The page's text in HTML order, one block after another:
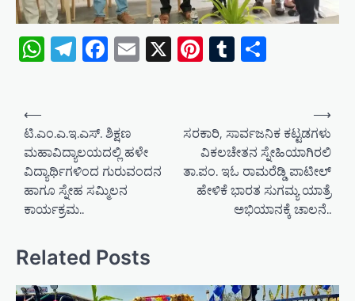
WhatsApp
Telegram
Facebook
Email
X Pinterest
Tumblr
v
i
⟵
ಟಿ.ಎಂ.ಎ.ಇ.ಎಸ್. ಶಿಕ್ಷಣ
ಮಹಾವಿದ್ಯಾಲಯದಲ್ಲಿ ಹಳೇ
ವಿದ್ಯಾರ್ಥಿಗಳಿಂದ ಗುರುವಂದನ
ಹಾಗೂ ಸ್ನೇಹ ಸಮ್ಮಿಲನ
ಕಾರ್ಯಕ್ರಮ..
ಸರಕಾರಿ, ಸಾರ್ವಜನಿಕ ಕಟ್ಟಡಗಳು
ವಿಕಲಚೇತನ ಸ್ನೇಹಿಯಾಗಿರಲಿ
ತಾ.ಪಂ. ಇಓ ರಾಮರೆಡ್ಡಿ ಪಾಟೀಲ್
ಹೇಳಿಕೆ ಭಾರತ ಸುಗಮ್ಯ ಯಾತ್ರೆ
ಅಭಿಯಾನಕ್ಕೆ ಚಾಲನೆ..
⟶
Related Posts